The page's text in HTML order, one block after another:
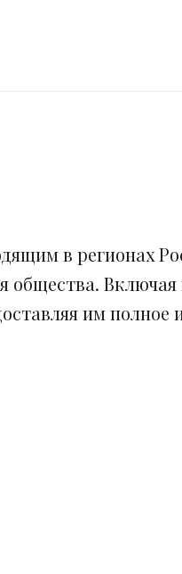
в регионах
общества.
им полное